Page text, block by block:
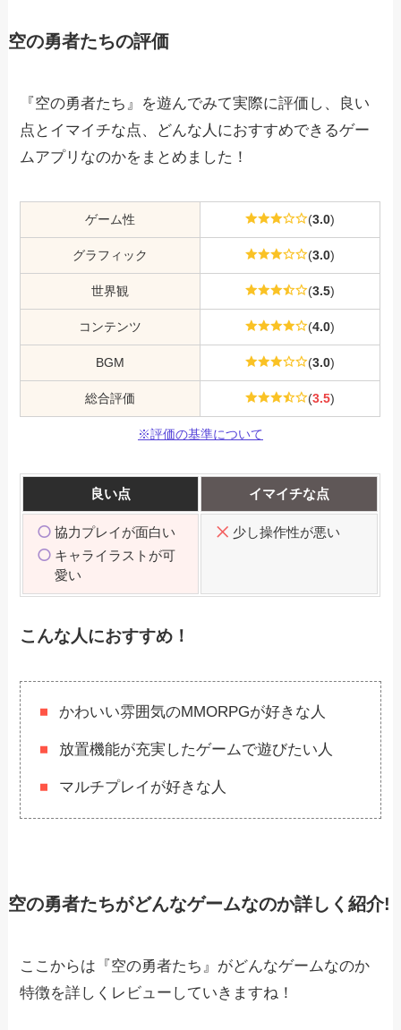
空の勇者たちの評価
『空の勇者たち』を遊んでみて実際に評価し、良い
点とイマイチな点、どんな人におすすめできるゲー
ムアプリなのかをまとめました！
ゲーム性 (3.0)
グラフィック (3.0)
世界観 (3.5)
コンテンツ (4.0)
BGM (3.0)
総合評価 (3.5)
※評価の基準について
良い点 イマイチな点
協力プレイが面白い
キャライラストが可
愛い
少し操作性が悪い
こんな人におすすめ！
かわいい雰囲気のMMORPGが好きな人
放置機能が充実したゲームで遊びたい人
マルチプレイが好きな人
空の勇者たちがどんなゲームなのか詳しく紹介!
ここからは『空の勇者たち』がどんなゲームなのか
特徴を詳しくレビューしていきますね！